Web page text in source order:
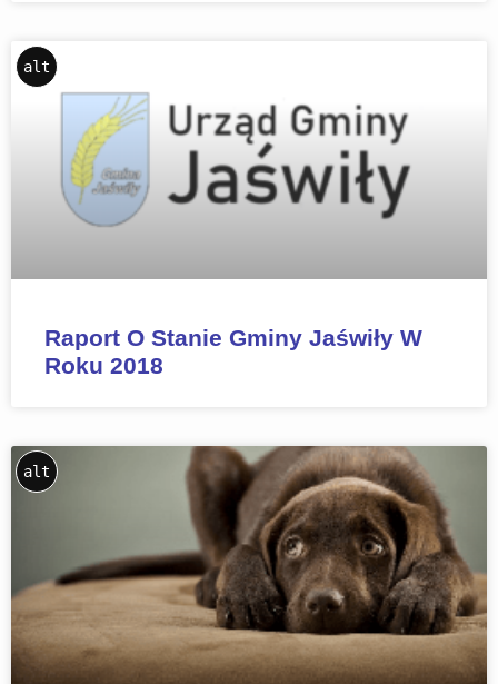
alt
Raport O Stanie Gminy Jaświły W
Roku 2018
alt